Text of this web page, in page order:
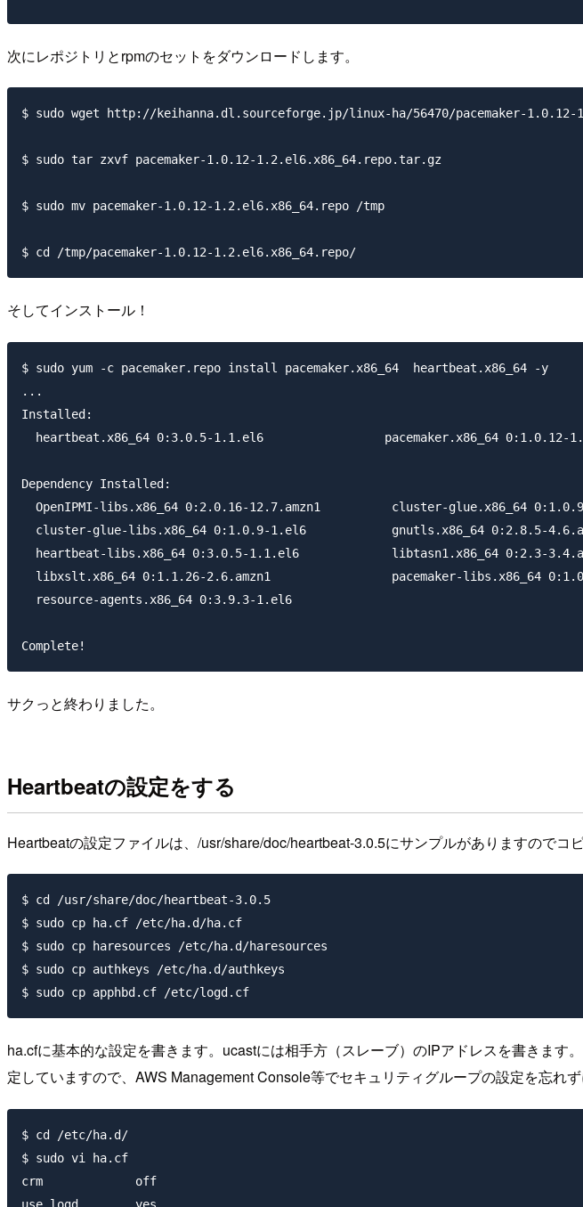
次にレポジトリとrpmのセットをダウンロードします。
$ sudo wget http://keihanna.dl.sourceforge.jp/linux-ha/56470/pacemaker-
$ sudo tar zxvf pacemaker-1.0.12-1.2.el6.x86_64.repo.tar.gz
$ sudo mv pacemaker-1.0.12-1.2.el6.x86_64.repo /tmp
そしてインストール！
$ sudo yum -c pacemaker.repo install pacemaker.x86_64  heartbeat.x86_64 -y
...
Installed:
heartbeat.x86_64 0:3.0.5-1.1.el6
Dependency Installed:
OpenIPMI-libs.x86_64 0:2.0.16-12.7.amzn1          cluster-
cluster-glue-libs.x86_64 0:1.0.9-1.el6            gnutls.x86_64
heartbeat-libs.x86_64 0:3.0.5-1.1.el6             libtasn1.x86_64
libxslt.x86_64 0:1.1.26-2.6.amzn1                 pacemaker-
  resource-agents.x86_64 0:3.9.3-1.el6
サクっと終わりました。
Heartbeatの設定をする
Heartbeatの設定ファイルは、/usr/share/doc/heartbeat-3.0.5にサンプルがありますのでコ
$ cd /usr/share/doc/heartbeat-3.0.5
$ sudo cp ha.cf /etc/ha.d/ha.cf
$ sudo cp haresources /etc/ha.d/haresources
$ sudo cp authkeys /etc/ha.d/authkeys
ha.cfに基本的な設定を書きます。ucastには相手方（スレーブ）のIPアドレスを書きま
定していますので、AWS Management Console等でセキュリティグループの設定を忘れず
$ cd /etc/ha.d/
$ sudo vi ha.cf
crm             off